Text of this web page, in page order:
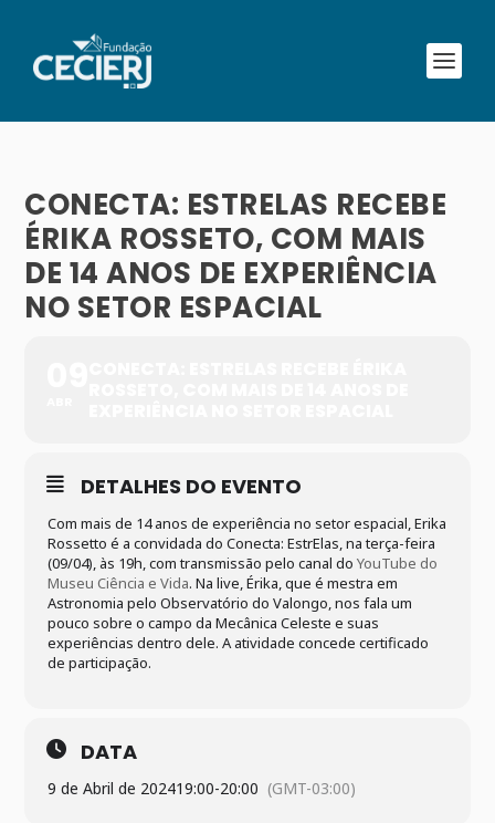
CONECTA: ESTRELAS RECEBE
ÉRIKA ROSSETO, COM MAIS
DE 14 ANOS DE EXPERIÊNCIA
NO SETOR ESPACIAL
DETALHES DO EVENTO
Com mais de 14 anos de experiência no setor espacial, Erika
Rossetto é a convidada do Conecta: EstrElas, na terça-feira
(09/04), às 19h, com transmissão pelo canal doYouTube do
Museu Ciência e Vida. Na live, Érika, que é mestra em
Astronomia pelo Observatório do Valongo, nos fala um
pouco sobre o campo da Mecânica Celeste e suas
experiências dentro dele. A atividade concede certificado
de participação.
DATA
9 de Abril de 202419:00-20:00 (GMT-03:00)